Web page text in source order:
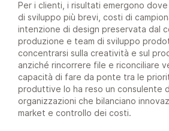
Per i clienti, i risultati emergono
di sviluppo più brevi, costi di
intenzione di design preservata dal
produzione e team di sviluppo
concentrarsi sulla creatività e sul
anziché rincorrere file e riconciliare
capacità di fare da ponte tra le
produttive lo ha reso un consulente
organizzazioni che bilanciano
market e controllo dei costi.